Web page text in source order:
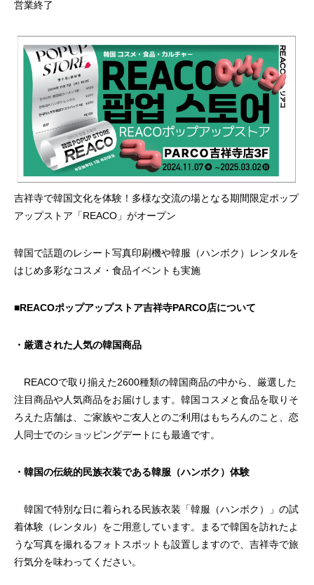
稲毛ワンズモール店
2026.08.06
浦和QIZGATE店
有楽町LUMINE店（〜2025.6.30）
2025.04.02
PARCO吉祥寺店（
了）
営業終了
吉祥寺で韓国文化を体験！多様な交流の場となる期間限定ポップ
アップストア「REACO」がオープン
韓国で話題のレシート写真印刷機や韓服（ハンボク）レンタルを
はじめ多彩なコスメ・食品イベントも実施
■REACOポップアップストア吉祥寺PARCO店について
・厳選された人気の韓国商品
REACOで取り揃えた2600種類の韓国商品の中から、厳選した
注目商品や人気商品をお届けします。韓国コスメと食品を取りそ
ろえた店舗は、ご家族やご友人とのご利用はもちろんのこと、恋
人同士でのショッピングデートにも最適です。
・韓国の伝統的民族衣装である韓服（ハンボク）体験
韓国で特別な日に着られる民族衣装「韓服（ハンボク）」の試
着体験（レンタル）をご用意しています。まるで韓国を訪れたよ
うな写真を撮れるフォトスポットも設置しますので、吉祥寺で旅
行気分を味わってください。